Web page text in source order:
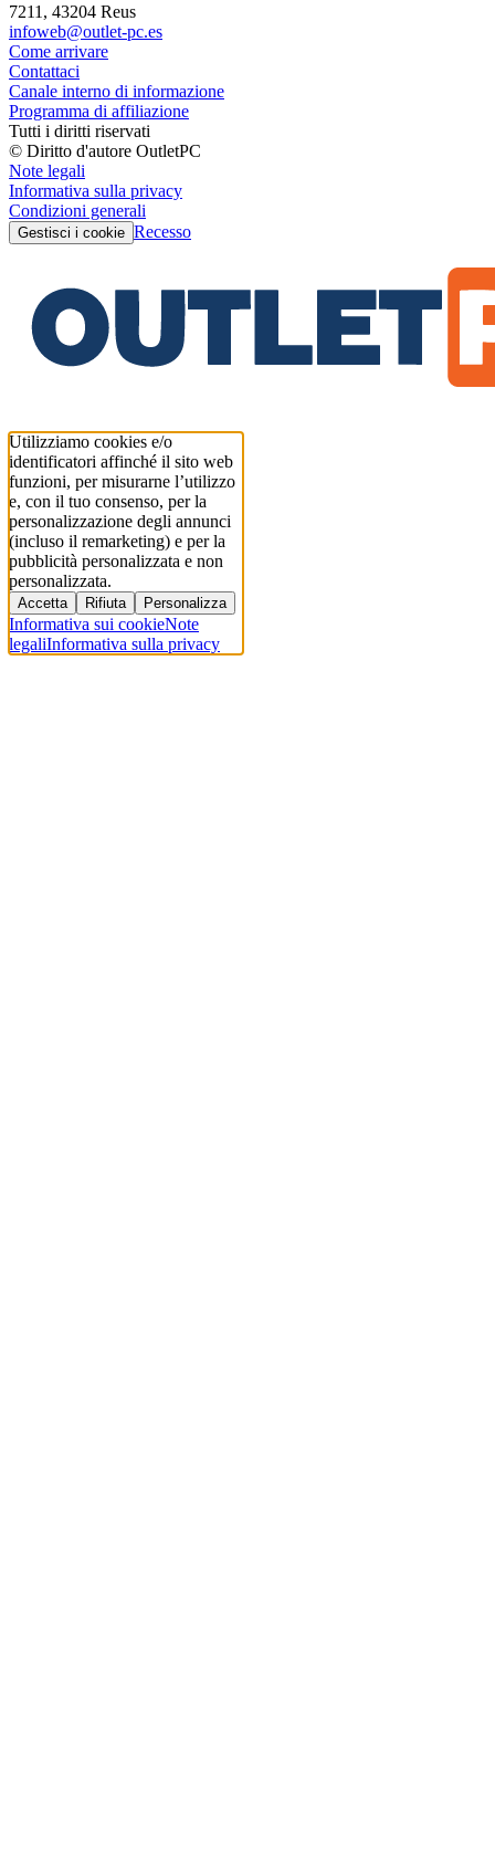
7211, 43204 Reus
infoweb@outlet-pc.es
Come arrivare
Contattaci
Canale interno di informazione
Programma di affiliazione
Tutti i diritti riservati
© Diritto d'autore OutletPC
Note legali
Informativa sulla privacy
Condizioni generali
Gestisci i cookie Recesso
Utilizziamo cookies e/o
identificatori affinché il sito web
funzioni, per misurarne l’utilizzo
e, con il tuo consenso, per la
personalizzazione degli annunci
(incluso il remarketing) e per la
pubblicità personalizzata e non
personalizzata.
Accetta Rifiuta Personalizza
Informativa sui cookieNote
legaliInformativa sulla privacy